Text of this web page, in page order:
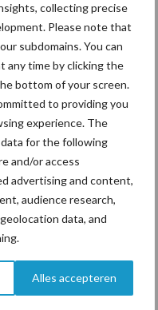
collecting precise
Please note that
subdomains. You can
any time by clicking the
bottom of your screen.
to providing you
experience. The
for the following
and/or access
advertising and content,
audience research,
data, and
Alles accepteren
Partner nieuws
volume en
in krimpende
tips voor een
is in Polen